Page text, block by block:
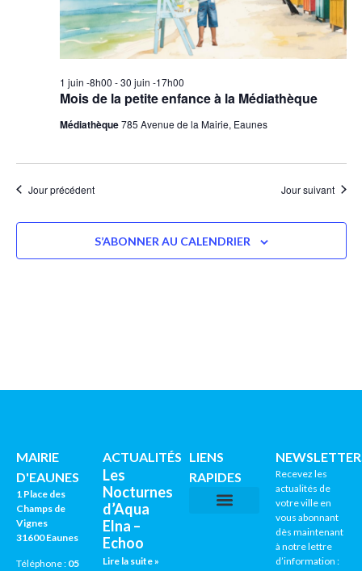
Mois de la petite enfance à la Médiathèque
1 juin -8h00 -30 juin -17h00
Médiathèque785 Avenue de la Mairie, Eaunes
Jour précédent Jour suivant
S’ABONNER AU CALENDRIER
MAIRIE
D'EAUNES
1 Place des
Champs de
Vignes
31600 Eaunes
Téléphone : 05
ACTUALITÉS
Les
Nocturnes
d’Aqua
Elna –
Echoo
Lire la suite »
LIENS
RAPIDES
Recevez les
actualités de
votre ville en
vous abonnant
dès maintenant
à notre lettre
d’information :